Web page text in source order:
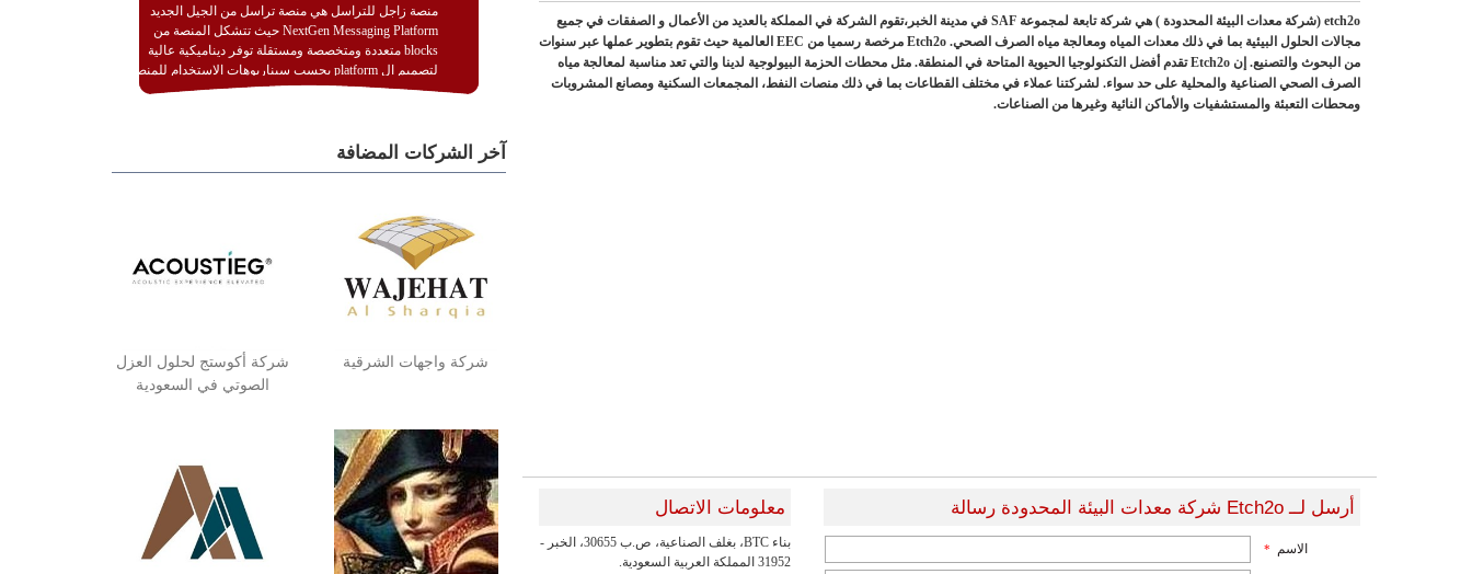
etch2o (شركة معدات البيئة المحدودة ) هي شركة تابعة لمجموعة SAF في مدينة الخبر،تقوم الشركة في المملكة بالعديد من الأعمال و الصفقات في جميع
مجالات الحلول البيئية بما في ذلك معدات المياه ومعالجة مياه الصرف الصحي. Etch2o مرخصة رسميا من EEC العالمية حيث تقوم بتطوير عملها عبر سنوات
من البحوث والتصنيع. إن Etch2o تقدم أفضل التكنولوجيا الحيوية المتاحة في المنطقة. مثل محطات الحزمة البيولوجية لدينا والتي تعد مناسبة لمعالجة مياه
الصرف الصحي الصناعية والمحلية على حد سواء. لشركتنا عملاء في مختلف القطاعات بما في ذلك منصات النفط، المجمعات السكنية ومصانع المشروبات
ومحطات التعبئة والمستشفيات والأماكن النائية وغيرها من الصناعات.
أرسل لــ Etch2o شركة معدات البيئة المحدودة رسالة
الاسم *
معلومات الاتصال
بناء BTC، بغلف الصناعية، ص.ب 30655، الخبر -
31952 المملكة العربية السعودية.
منصة زاجل للتراسل هي منصة تراسل من الجيل الجديد
NextGen Messaging Platform حيث تتشكل المنصة من
blocks متعددة ومتخصصة ومستقلة توفر ديناميكية عالية
لتصميم ال platform بحسب سيناريوهات الاستخدام للمنصة
وتتوافق مع النشر والاستثمار ضمن بيئة استضافة dedicated
تخدم أي سيناريو تراسل مهما كان معقدا عبر إضافة ومعايرة
عناصر ديناميكية (dynamic items) وتجهيز إعدادات التواصل
http://www.plutosms.com/zagel
آخر الشركات المضافة
شركة واجهات الشرقية
شركة أكوستج لحلول العزل
الصوتي في السعودية